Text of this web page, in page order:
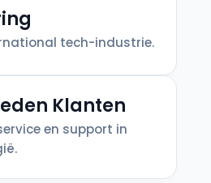
tech-industrie.
Klanten
en support in